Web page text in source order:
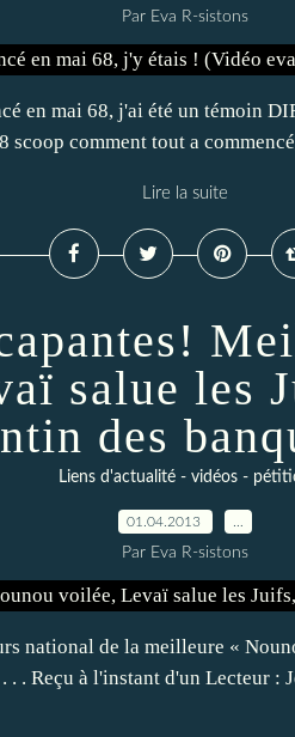
Par Eva R-sistons
en mai 68, j'ai été un témoin
comment tout a
Lire la suite
salue les
des
Liens d'actualité - vidéos -
01.04.2013
Par Eva R-sistons
national de la meilleure «
. Reçu à l'instant d'un Lecteur :